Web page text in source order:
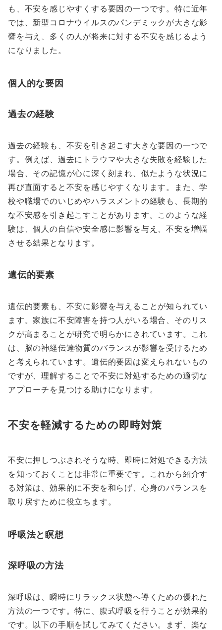
も、不安を感じやすくする要因の一つです。特に近年
では、新型コロナウイルスのパンデミックが大きな影
響を与え、多くの人が将来に対する不安を感じるよう
になりました。
個人的な要因
過去の経験
過去の経験も、不安を引き起こす大きな要因の一つで
す。例えば、過去にトラウマや大きな失敗を経験した
場合、その記憶が心に深く刻まれ、似たような状況に
再び直面すると不安を感じやすくなります。また、学
校や職場でのいじめやハラスメントの経験も、長期的
な不安感を引き起こすことがあります。このような経
験は、個人の自信や安全感に影響を与え、不安を増幅
させる結果となります。
遺伝的要素
遺伝的要素も、不安に影響を与えることが知られてい
ます。家族に不安障害を持つ人がいる場合、そのリス
クが高まることが研究で明らかにされています。これ
は、脳の神経伝達物質のバランスが影響を受けるため
と考えられています。遺伝的要因は変えられないもの
ですが、理解することで不安に対処するための適切な
アプローチを見つける助けになります。
不安を軽減するための即時対策
不安に押しつぶされそうな時、即時に対処できる方法
を知っておくことは非常に重要です。これから紹介す
る対策は、効果的に不安を和らげ、心身のバランスを
取り戻すために役立ちます。
呼吸法と瞑想
深呼吸の方法
深呼吸は、瞬時にリラックス状態へ導くための優れた
方法の一つです。特に、腹式呼吸を行うことが効果的
です。以下の手順を試してみてください。まず、楽な